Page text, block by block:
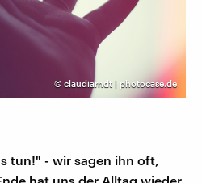
© claudiarndt | photocase.de
tun!" - wir sagen ihn oft,